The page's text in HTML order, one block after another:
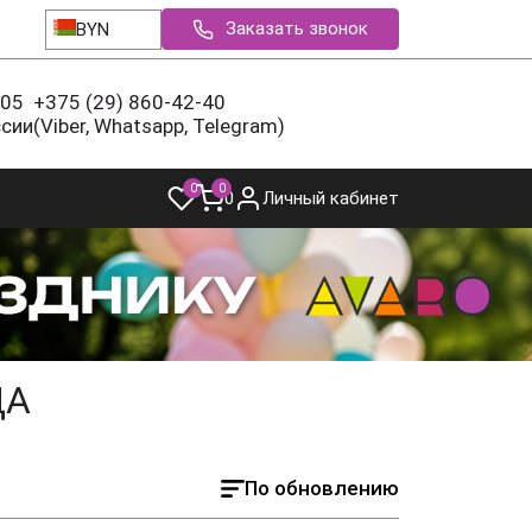
BYN Заказать звонок
+375 (29) 860-42-40
(Viber, Whatsapp, Telegram)
0 00 Личный кабинет
По обновлению